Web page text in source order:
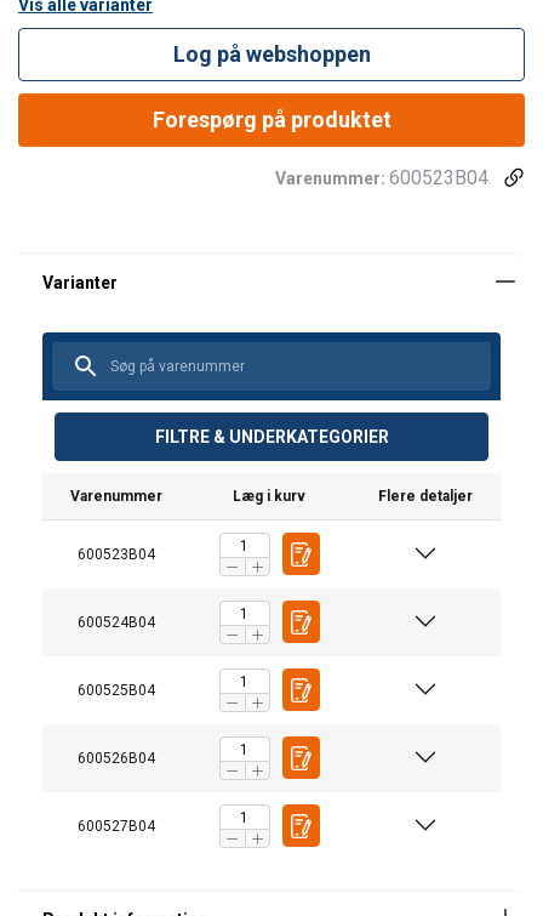
Vis alle varianter
Log på webshoppen
Forespørg på produktet
Varenummer: 600523B04
FILTRE & UNDERKATEGORIER
Varenummer Læg i kurv Flere detaljer
600523B04
600524B04
600525B04
600526B04
600527B04